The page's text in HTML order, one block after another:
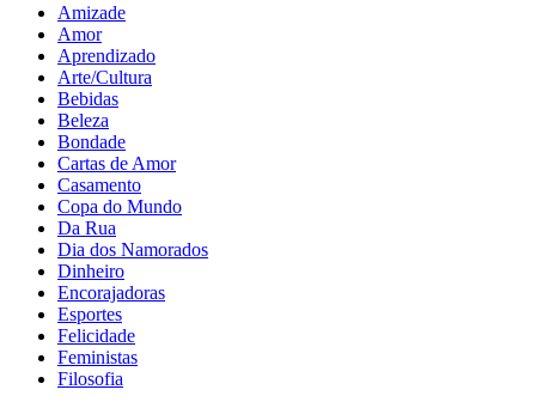
Amizade
Amor
Aprendizado
Arte/Cultura
Bebidas
Beleza
Bondade
Cartas de Amor
Casamento
Copa do Mundo
Da Rua
Dia dos Namorados
Dinheiro
Encorajadoras
Esportes
Felicidade
Feministas
Filosofia